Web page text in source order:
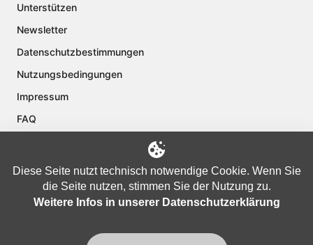
Unterstützen
Newsletter
Datenschutzbestimmungen
Nutzungsbedingungen
Impressum
FAQ
Diese Seite nutzt technisch notwendige Cookie. Wenn Sie
die Seite nutzen, stimmen Sie der Nutzung zu.
Weitere Infos in unserer Datenschutzerklärung